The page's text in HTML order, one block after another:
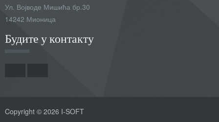
Ул. Војводе Мишића бр.30
14242 Мионица
Будите у контакту
Copyright © 2026 I-SOFT